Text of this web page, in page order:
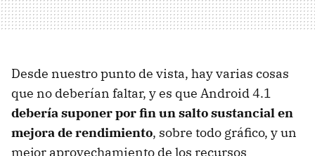
Desde nuestro punto de vista, hay varias cosas
que no deberían faltar, y es que Android 4.1
debería suponer por fin un salto sustancial en
mejora de rendimiento, sobre todo gráfico, y un
mejor aprovechamiento de los recursos